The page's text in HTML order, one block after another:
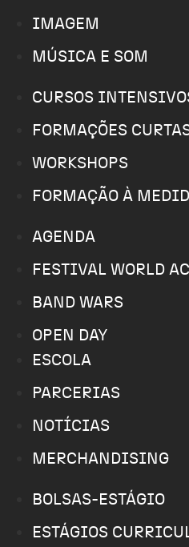
IMAGEM
MÚSICA E SOM
CURSOS
FORMAÇÕES
WORKSHOPS
FORMAÇÃO À
AGENDA
FESTIVAL WORLD
BAND WARS
OPEN DAY
ESCOLA
PARCERIAS
NOTÍCIAS
MERCHANDISING
BOLSAS-ESTÁGIO
ESTÁGIOS